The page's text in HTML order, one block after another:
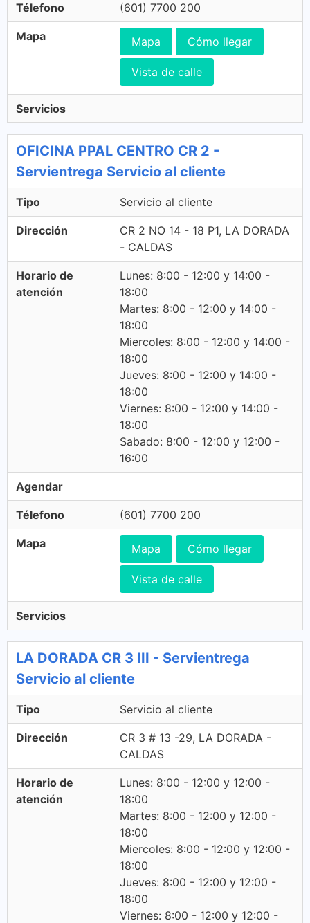
Télefono (601) 7700 200
Mapa Mapa Cómo llegar
Vista de calle
Servicios
OFICINA PPAL CENTRO CR 2 -
Servientrega Servicio al cliente
Tipo Servicio al cliente
Dirección
CR 2 NO 14 - 18 P1, LA DORADA
- CALDAS
Horario de
atención
Lunes: 8:00 - 12:00 y 14:00 -
18:00
Martes: 8:00 - 12:00 y 14:00 -
18:00
Miercoles: 8:00 - 12:00 y 14:00 -
18:00
Jueves: 8:00 - 12:00 y 14:00 -
18:00
Viernes: 8:00 - 12:00 y 14:00 -
18:00
Sabado: 8:00 - 12:00 y 12:00 -
16:00
Agendar
Télefono (601) 7700 200
Mapa Mapa Cómo llegar
Vista de calle
Servicios
LA DORADA CR 3 III - Servientrega
Servicio al cliente
Tipo Servicio al cliente
Dirección
CR 3 # 13 -29, LA DORADA -
CALDAS
Horario de
atención
Lunes: 8:00 - 12:00 y 12:00 -
18:00
Martes: 8:00 - 12:00 y 12:00 -
18:00
Miercoles: 8:00 - 12:00 y 12:00 -
18:00
Jueves: 8:00 - 12:00 y 12:00 -
18:00
Viernes: 8:00 - 12:00 y 12:00 -